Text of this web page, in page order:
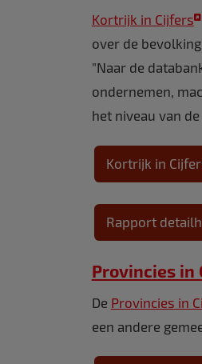
Kortrijk in Cijfers
over de
"Naar de
ondernemen,
het niveau van
Kortrijk in
Rapport
Provincies in
De Provincies in
een andere